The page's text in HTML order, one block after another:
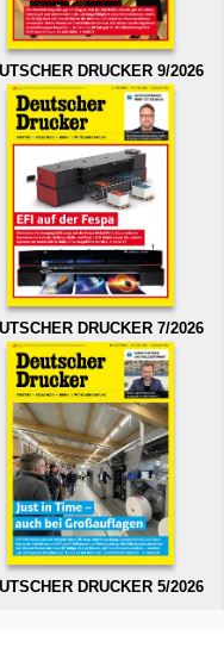
DRUCKER 9/2026
DRUCKER 7/2026
DRUCKER 5/2026